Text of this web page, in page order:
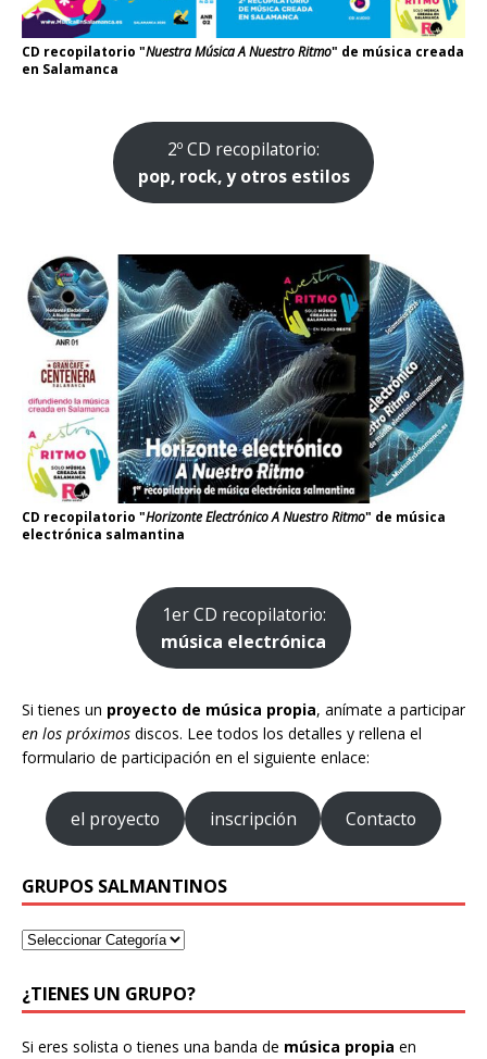
CD recopilatorio "Nuestra Música A Nuestro Ritmo" de música creada
en Salamanca
2º CD recopilatorio:
pop, rock, y otros estilos
CD recopilatorio "Horizonte Electrónico A Nuestro Ritmo" de música
electrónica salmantina
1er CD recopilatorio:
música electrónica
Si tienes un proyecto de música propia, anímate a participar
en los próximos discos. Lee todos los detalles y rellena el
formulario de participación en el siguiente enlace:
el proyecto inscripción Contacto
GRUPOS SALMANTINOS
¿TIENES UN GRUPO?
Si eres solista o tienes una banda de música propia en